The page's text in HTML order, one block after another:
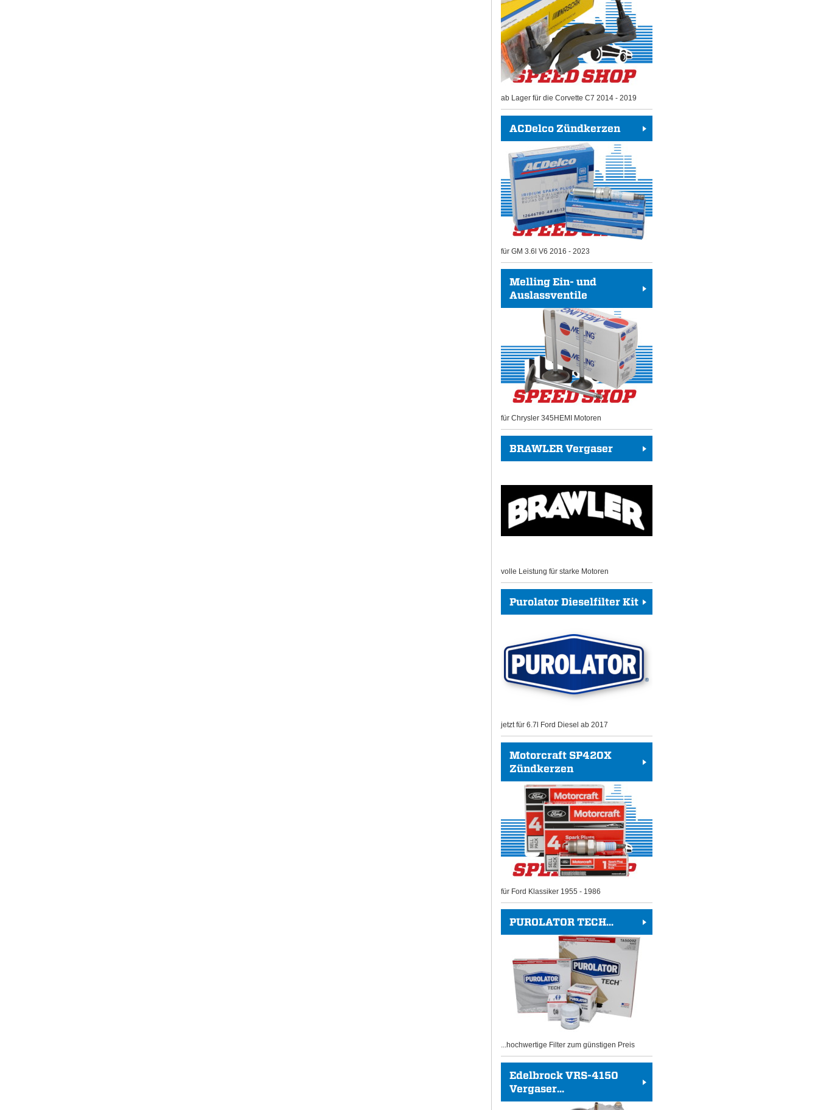
ab Lager für die Corvette C7 2014 - 2019
ACDelco Zündkerzen
für GM 3.6l V6 2016 - 2023
Melling Ein- und
Auslassventile
für Chrysler 345HEMI Motoren
BRAWLER Vergaser
volle Leistung für starke Motoren
Purolator Dieselfilter Kit
jetzt für 6.7l Ford Diesel ab 2017
Motorcraft SP420X
Zündkerzen
für Ford Klassiker 1955 - 1986
PUROLATOR TECH...
...hochwertige Filter zum günstigen Preis
Edelbrock VRS-4150
Vergaser...